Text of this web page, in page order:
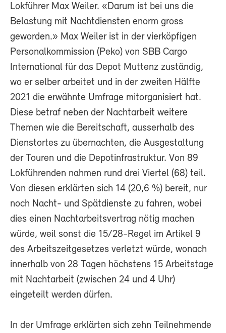
Lokführer Max Weiler. «Darum ist bei uns die
Belastung mit Nachtdiensten enorm gross
geworden.» Max Weiler ist in der vierköpfigen
Personalkommission (Peko) von SBB Cargo
International für das Depot Muttenz zuständig,
wo er selber arbeitet und in der zweiten Hälfte
2021 die erwähnte Umfrage mitorganisiert hat.
Diese betraf neben der Nachtarbeit weitere
Themen wie die Bereitschaft, ausserhalb des
Dienstortes zu übernachten, die Ausgestaltung
der Touren und die Depotinfrastruktur. Von 89
Lokführenden nahmen rund drei Viertel (68) teil.
Von diesen erklärten sich 14 (20,6 %) bereit, nur
noch Nacht- und Spätdienste zu fahren, wobei
dies einen Nachtarbeitsvertrag nötig machen
würde, weil sonst die 15/28-Regel im Artikel 9
des Arbeitszeitgesetzes verletzt würde, wonach
innerhalb von 28 Tagen höchstens 15 Arbeitstage
mit Nachtarbeit (zwischen 24 und 4 Uhr)
eingeteilt werden dürfen.
In der Umfrage erklärten sich zehn Teilnehmende